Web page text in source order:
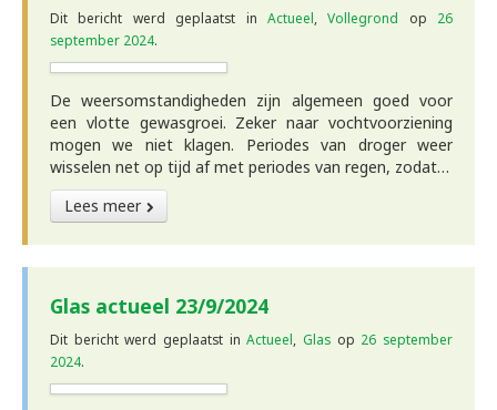
Dit bericht werd geplaatst in Actueel,Vollegrond op 26
september 2024.
De weersomstandigheden zijn algemeen goed voor
een vlotte gewasgroei. Zeker naar vochtvoorziening
mogen we niet klagen. Periodes van droger weer
wisselen net op tijd af met periodes van regen, zodat…
Lees meer
Glas actueel 23/9/2024
Dit bericht werd geplaatst inActueel,Glas op 26 september
2024.